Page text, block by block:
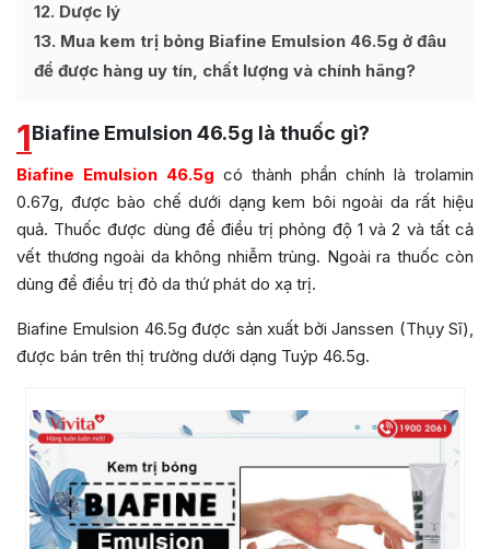
12 Dược lý
13 Mua kem trị bỏng Biafine Emulsion 46.5g ở đâu
để được hàng uy tín, chất lượng và chính hãng?
1Biafine Emulsion 46.5g là thuốc gì?
Biafine Emulsion 46.5g có thành phần chính là trolamin
0.67g, được bào chế dưới dạng kem bôi ngoài da rất hiệu
quả. Thuốc được dùng để điều trị phỏng độ 1 và 2 và tất cả
vết thương ngoài da không nhiễm trùng. Ngoài ra thuốc còn
dùng để điều trị đỏ da thứ phát do xạ trị.
Biafine Emulsion 46.5g được sản xuất bởi Janssen (Thụy Sĩ),
được bán trên thị trường dưới dạng Tuýp 46.5g.